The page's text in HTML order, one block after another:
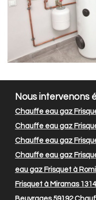
Nous intervenons
Chauffe eau gaz
Chauffe eau gaz
Chauffe eau gaz
Chauffe eau gaz
eau gaz Frisquet à
Frisquet à Miramas